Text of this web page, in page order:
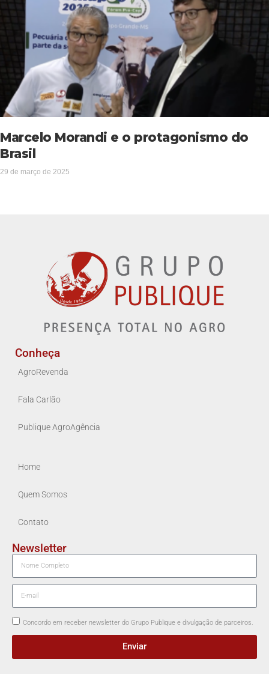
Marcelo Morandi e o protagonismo do
Brasil
29 de março de 2025
Conheça
AgroRevenda
Fala Carlão
Publique AgroAgência
Home
Quem Somos
Contato
Newsletter
Concordo em receber newsletter do Grupo Publique e divulgação de parceiros.
Enviar